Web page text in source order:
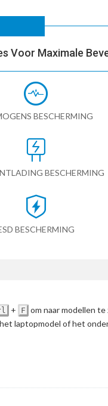
Voor Maximale
BESCHERMING
BESCHERMING
BESCHERMING
+ F om naar modellen te
laptopmodel of het